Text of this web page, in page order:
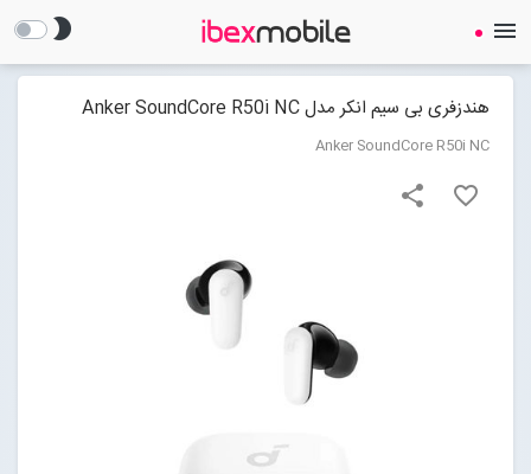
brightness_2 menu
هندزفری بی سیم انکر مدل Anker SoundCore R50i NC
Anker SoundCore R50i NC
favorite_border
share